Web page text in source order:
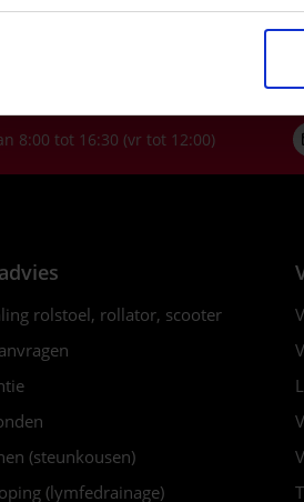
8:00 tot 16:30 (vr tot 12:00)
rolstoel, rollator, scooter
(steunkousen)
(lymfedrainage)